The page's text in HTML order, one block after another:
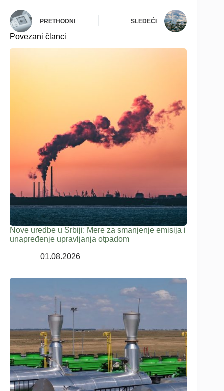
PRETHODNI SLEDEĆI
Povezani članci
Nove uredbe u Srbiji: Mere za smanjenje emisija i
unapređenje upravljanja otpadom
01.08.2026